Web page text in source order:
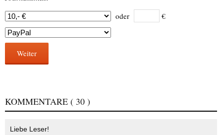
oder
€
Weiter
KOMMENTARE ( 30 )
Liebe Leser!